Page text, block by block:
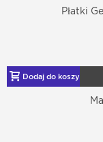
Płatki
Dodaj do koszyka